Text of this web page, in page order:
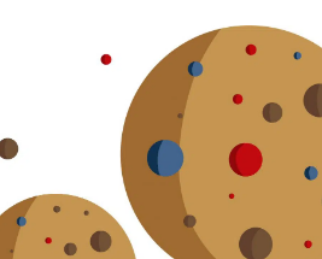
le 7e arrondissement qui offre
de Gerland
, au sud, où les
la vie et aux universités toutes